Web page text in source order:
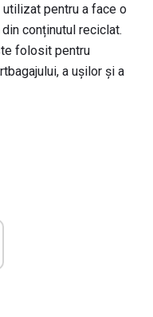
pentru a face o
conținutul reciclat.
folosit pentru
a ușilor și a